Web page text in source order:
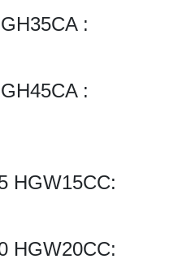
:
:
HGW15CC:
HGW20CC: